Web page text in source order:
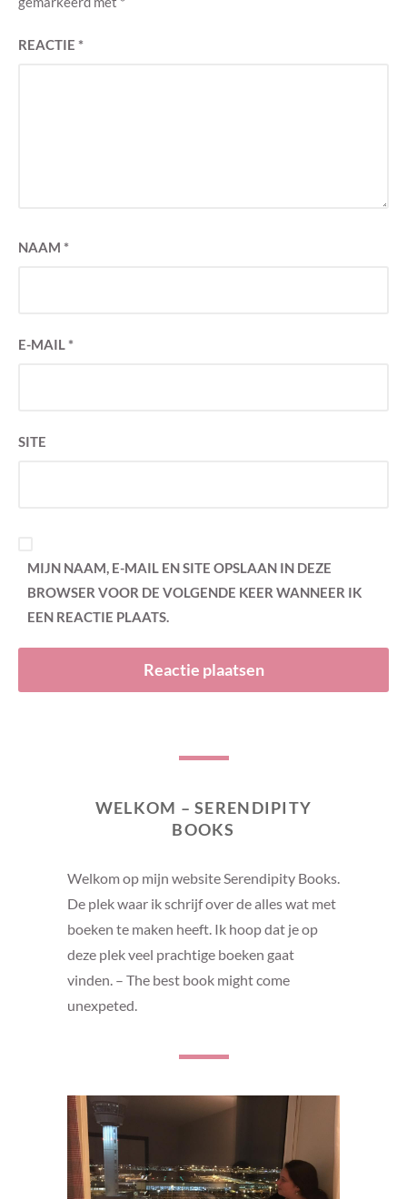
REACTIE *
NAAM *
E-MAIL*
SITE
MIJN NAAM, E-MAIL EN SITE OPSLAAN IN DEZE
BROWSER VOOR DE VOLGENDE KEER WANNEER IK
EEN REACTIE PLAATS.
WELKOM – SERENDIPITY
BOOKS
Welkom op mijn website Serendipity Books.
De plek waar ik schrijf over de alles wat met
boeken te maken heeft. Ik hoop dat je op
deze plek veel prachtige boeken gaat
vinden. – The best book might come
unexpeted.